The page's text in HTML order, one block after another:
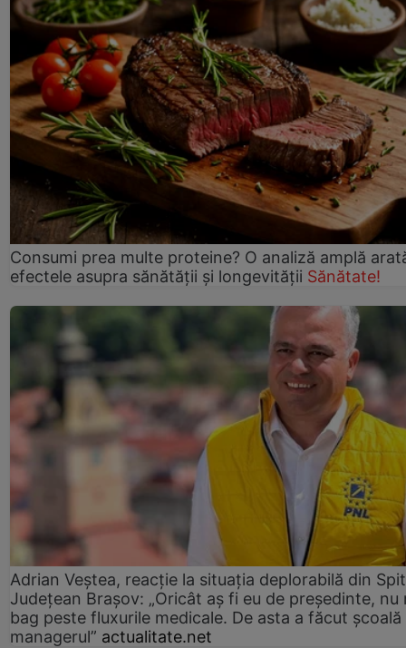
Consumi prea multe proteine? O analiză amplă
efectele asupra sănătății și longevității Sănătate!
Adrian Veștea, reacție la situația deplorabilă din
Județean Brașov: „Oricât aș fi eu de președinte, nu
bag peste fluxurile medicale. De asta a făcut școală
managerul” actualitate.net